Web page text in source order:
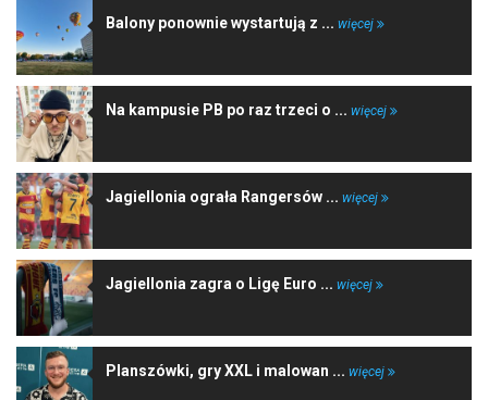
Balony ponownie wystartują z ... więcej
Na kampusie PB po raz trzeci o ... więcej
Jagiellonia ograła Rangersów ... więcej
Jagiellonia zagra o Ligę Euro ... więcej
Planszówki, gry XXL i malowan ... więcej